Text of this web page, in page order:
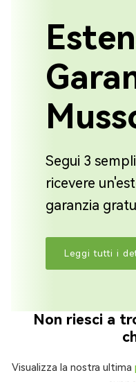
Segui 3
ricevere
garanzia
Leggi tutti i
Non riesci a
Visualizza la nostra ultima